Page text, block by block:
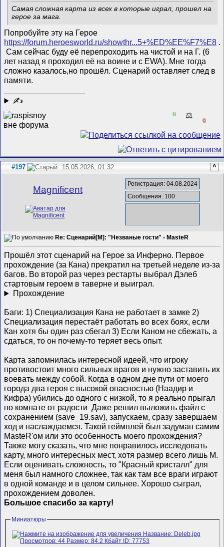
Самая сложная карта из всех в которые играл, прошел на
герое за мага.
Попробуйте эту на Герое
https://forum.heroesworld.ru/showthr...5+%ED%EE%F7%E8 .
Сам сейчас буду её перепроходить на чистой и на Г. (6
лет назад я проходил её на воине и с ЕWA). Мне тогда
сложно казалось,но прошёл. Сценарий оставляет след в
памяти.
✍
0 ⚖️
0
#197 15.05.2026, 01:32 ^
Magnificent
Регистрация: 04.08.2024
Сообщения: 100
Re: Сценарий[M]: "Незваные гости" - MasteR
Прошёл этот сценарий на Герое за Инферно. Первое
прохождение (за Кана) прекратил на третьей неделе из-за
багов. Во второй раз через рестарты выбрал Дэлеб
стартовым героем в таверне и выиграл.
Прохождение
Баги: 1) Специализация Кана не работает в замке 2)
Специализация перестаёт работать во всех боях, если
Кан хотя бы один раз сбегал 3) Если Каном не сбежать, а
сдаться, то он почему-то теряет весь опыт.
Карта запомнилась интересной идеей, что игроку
противостоит много сильных врагов и нужно заставить их
воевать между собой. Когда в одном дне пути от моего
города два героя с высокой опасностью (Наадир и
Кифра) убились до одного с низкой, то я реально прыгал
по комнате от радости Даже решил выложить файл с
сохранением (save_19.sav), запускаем, сразу завершаем
ход и наслаждаемся. Такой геймплей был задуман самим
MasteR'ом или это особенность моего прохождения?
Также могу сказать, что мне понравилось исследовать
карту, много интересных мест, хотя размер всего лишь M.
Если оценивать сложность, то "Красный кристалл" для
меня был намного сложнее, так как там все враги играют
в одной команде и в целом сильнее. Хорошо сыграл,
прохождением доволен.
Большое спасибо за карту!
Миниатюры